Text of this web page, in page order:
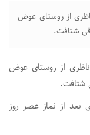
از روستای عوض
شتافت.
از روستای عوض
شتافت.
بعد از نماز عصر روز